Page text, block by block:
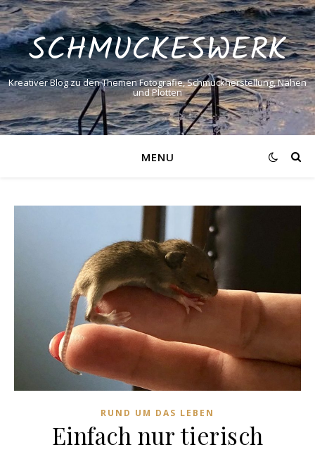
SCHMUCKESWERK
Kreativer Blog zu den Themen Fotografie, Schmuckherstellung, Nähen
und Plotten
MENU
RUND UM DAS LEBEN
Einfach nur tierisch